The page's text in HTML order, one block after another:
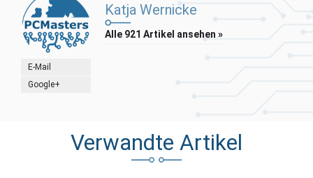
E-Mail
Google+
Katja Wernicke
Alle 921 Artikel ansehen »
Verwandte Artikel